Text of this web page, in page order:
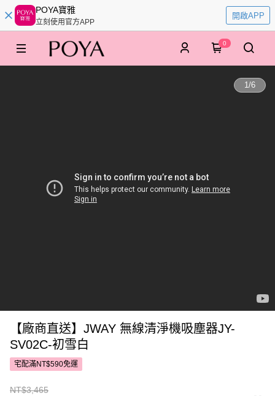
POYA寶雅
立刻使用官方APP
開啟APP
0
1/6
【廠商直送】JWAY 無線清淨機吸塵器JY-
SV02C-初雪白
宅配滿NT$590免運
NT$3,465